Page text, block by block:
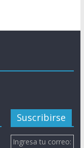
Suscribirse
Ingresa tu correo: